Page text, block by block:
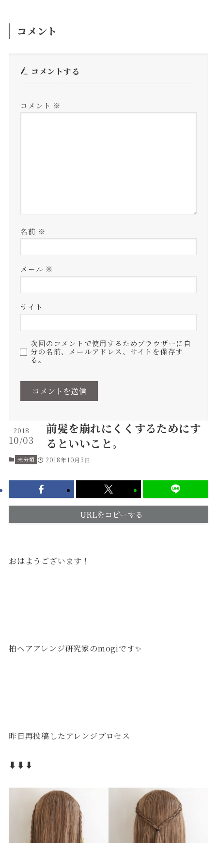
コメント
コメントする
コメント ※
名前 ※
メール ※
サイト
次回のコメントで使用するためブラウザーに自
分の名前、メールアドレス、サイトを保存す
る。
前髪を崩れにくくするためにす
るといいこと。
2018
10/03
未分類 2018年10月3日
URLをコピーする
おはようございます！
柏ヘアアレンジ研究家のmogiです✨
昨日再投稿したアレンジプロセス
⬇︎⬇︎⬇︎